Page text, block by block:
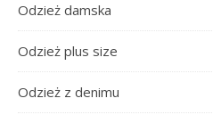
Odzież damska
Odzież plus size
Odzież z denimu